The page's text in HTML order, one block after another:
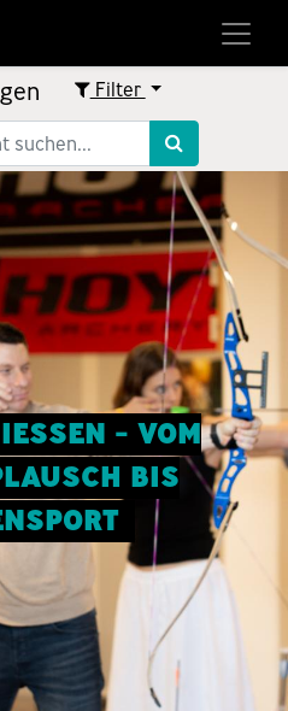
Filter
- VOM
BIS